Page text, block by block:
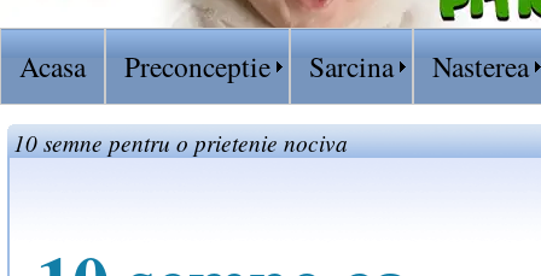
Acasa Preconceptie Sarcina Nasterea
10 semne pentru o prietenie nociva